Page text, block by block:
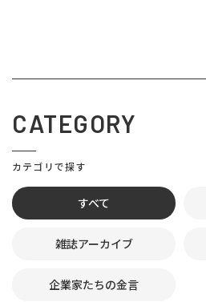
CATEGORY
カテゴリで探す
すべて
雑誌アーカイブ
企業家たちの金言